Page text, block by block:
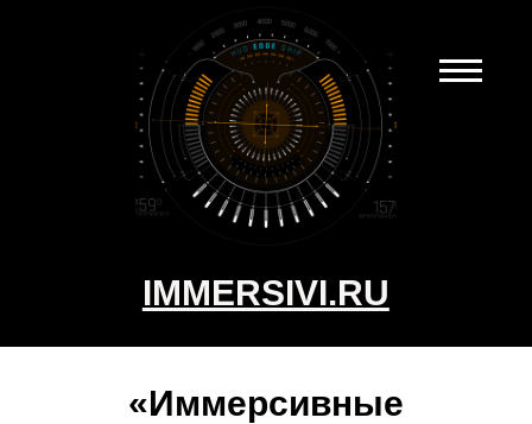
IMMERSIVI.RU
«Иммерсивные